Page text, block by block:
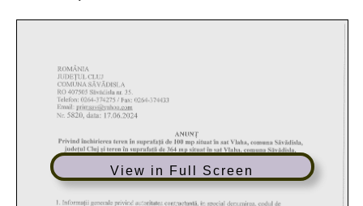
View in Full Screen